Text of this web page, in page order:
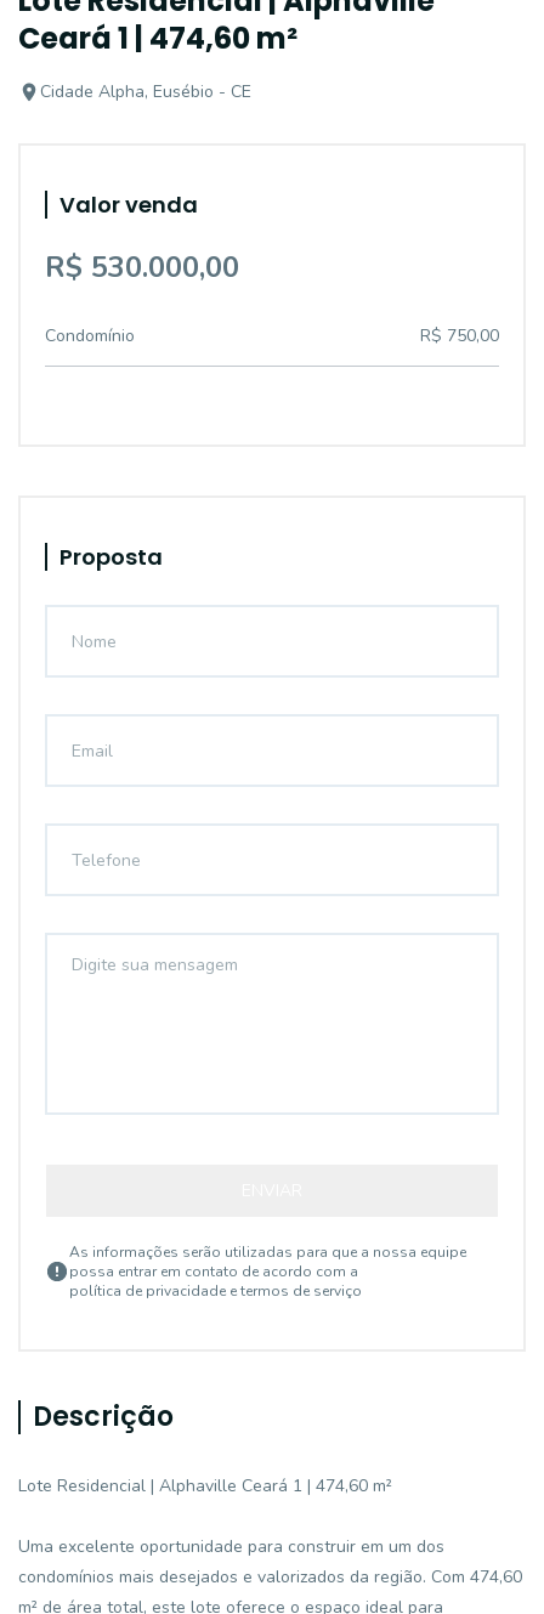
Ceará 1 | 474,60 m²
Cidade Alpha, Eusébio - CE
Valor venda
R$ 530.000,00
Condomínio R$ 750,00
Proposta
As informações serão utilizadas para que a nossa equipe
possa entrar em contato de acordo com a
política de privacidade e termos de serviço
Descrição
Lote Residencial | Alphaville Ceará 1 | 474,60 m²
Uma excelente oportunidade para construir em um dos
condomínios mais desejados e valorizados da região. Com 474,60
m² de área total, este lote oferece o espaço ideal para